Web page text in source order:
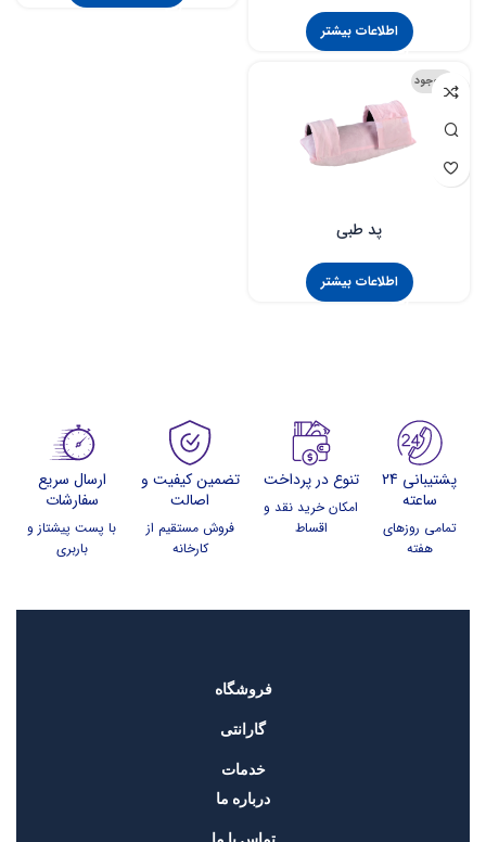
اطلاعات بیشتر
ناموجود
پد طبی
اطلاعات بیشتر
پشتیبانی 24
ساعته
تمامی روزهای
هفته
تنوع در پرداخت
امکان خرید نقد و
اقساط
تضمین کیفیت و
اصالت
فروش مستقیم از
کارخانه
ارسال سریع
سفارشات
با پست پیشتاز و
باربری
فروشگاه
گارانتی
خدمات
درباره ما
تماس با ما